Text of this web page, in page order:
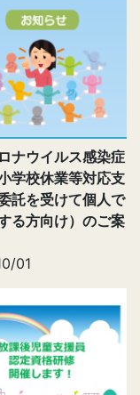
ナウイルス感染症
学校休業等対応支
託を受けて個人で
る方向け）のご案
01